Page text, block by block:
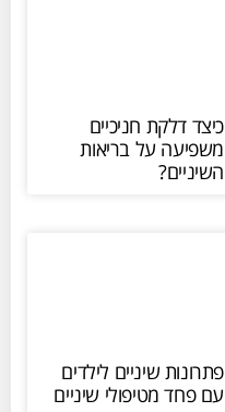
כיצד דלקת חניכיים
משפיעה על בריאות
השיניים?
פתרונות שיניים לילדים
עם פחד מטיפולי שיניים